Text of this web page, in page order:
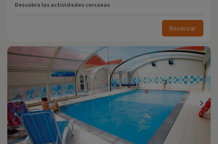
Descubra las actividades cercanas
Reservar